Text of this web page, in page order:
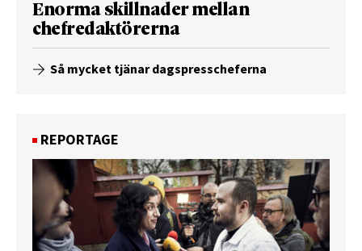
Enorma skillnader mellan
chefredaktörerna
Så mycket tjänar dagspresscheferna
REPORTAGE